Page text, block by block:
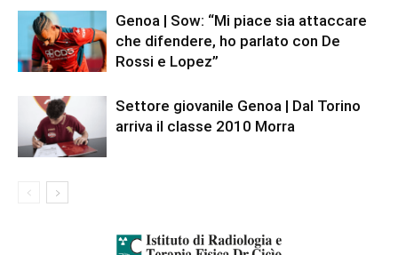
Genoa | Sow: “Mi piace sia attaccare
che difendere, ho parlato con De
Rossi e Lopez”
Settore giovanile Genoa | Dal Torino
arriva il classe 2010 Morra